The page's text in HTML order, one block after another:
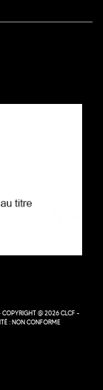
COPYRIGHT @ 2026 CLCF -
: NON CONFORME